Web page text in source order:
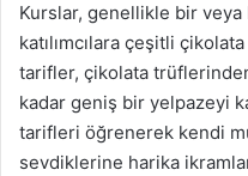
Kurslar, genellikle bir
katılımcılara çeşitli
tarifler, çikolata
kadar geniş bir yelpazeyi
tarifleri öğrenerek kendi
sevdiklerine harika